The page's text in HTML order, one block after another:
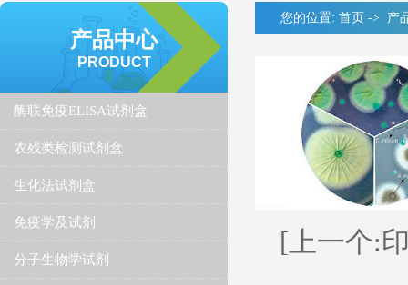
产品中心
PRODUCT
酶联免疫ELISA试剂盒
农残类检测试剂盒
生化法试剂盒
免疫学及试剂
分子生物学试剂
您的位置: 首页 -> 产
[上一个: